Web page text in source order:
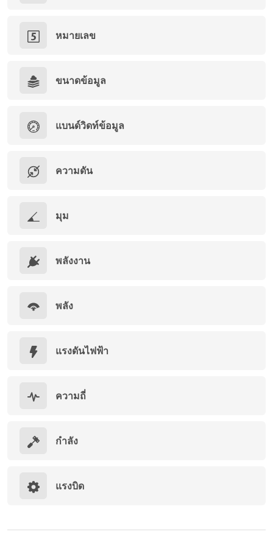
หมายเลข
ขนาดข้อมูล
แบนด์วิดท์ข้อมูล
ความดัน
มุม
พลังงาน
พลัง
แรงดันไฟฟ้า
ความถี่
กำลัง
แรงบิด